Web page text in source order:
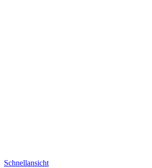
Schnellansicht